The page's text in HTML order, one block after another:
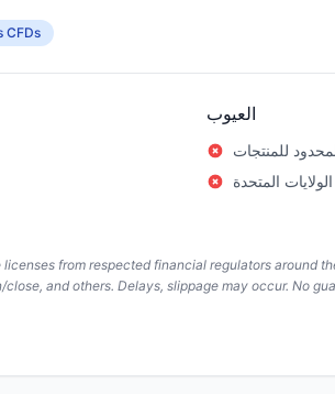
CFDs
العيوب
للمنتجات
المتحدة
from respected financial regulators around
and others. Delays, slippage may occur. No